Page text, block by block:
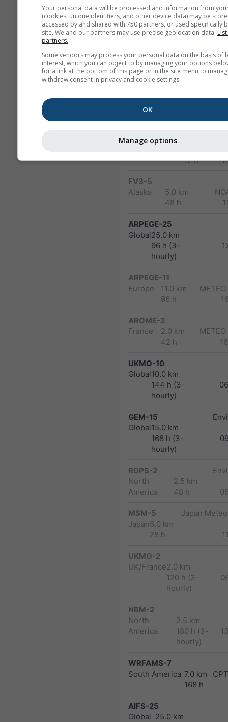
North
America
12.0 km
84 h (3-
hourly)
NAM-5
North America 5.0 km
48 h
North America
HRRR-2
17 h
FV3-5
Alaska
5.0 km
48 h
ARPEGE-25
Global25.0 km
96 h (3-
hourly)
ARPEGE-11
Europe
11.0 km
96 h
AROME-2
France
2.0 km
42 h
UKMO-10
Global10.0 km
144 h (3-
hourly)
GEM-15
Global15.0 km
168 h (3-
hourly)
RDPS-2
North
America
2.5 km
48 h
MSM-5
Japan5.0 km
78 h
Japan
UKMO-2
UK/France2.0 km
120 h (3-
hourly)
NBM-2
North
America
2.5 km
180 h (3-
hourly)
WRFAMS-7
South America 7.0 km
168 h
AIFS-25
Global 25.0 km
Your personal data will be processed and information from
(cookies, unique identifiers, and other device data) may be
accessed by and shared with 750 partners, or used specifically
site. We and our partners may use precise geolocation data.
partners.
Some vendors may process your personal data on the basis of
interest, which you can object to by managing your options
for a link at the bottom of this page or in the site menu to
withdraw consent in privacy and cookie settings.
OK
Manage options